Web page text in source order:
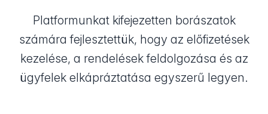
Platformunkat kifejezetten borászatok
számára fejlesztettük, hogy az előfizetések
kezelése, a rendelések feldolgozása és az
ügyfelek elkápráztatása egyszerű legyen.